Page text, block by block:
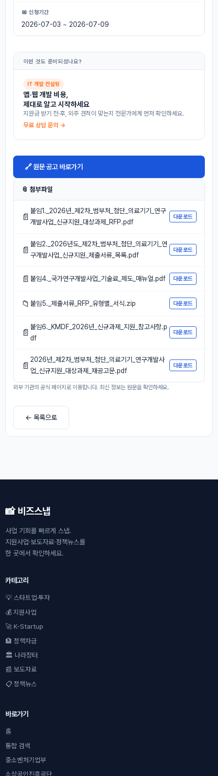
📅 신청기간
2026-07-03 ~ 2026-07-09
이런 것도 준비되셨나요?
IT 개발 컨설팅
앱·웹 개발 비용,
제대로 알고 시작하세요
지원금 받기 전·후, 외주 견적이 맞는지 전문가에게 먼저 확인하세요.
무료 상담 문의 →
🔗 원문 공고 바로가기
📎 첨부파일
📄
붙임1._2026년_제2차_범부처_첨단_의료기기_연구
개발사업_신규지원_대상과제_RFP.pdf
다운로드
📄
붙임2._2026년도_제2차_범부처_첨단_의료기기_연
구개발사업_신규지원_제출서류_목록.pdf
다운로드
📄 붙임4._국가연구개발사업_기술료_제도_매뉴얼.pdf 다운로드
📁 붙임5._제출서류_RFP_유형별_서식.zip 다운로드
📄
붙임6._KMDF_2026년_신규과제_지원_참고사항.p
df
다운로드
📄
2026년_제2차_범부처_첨단_의료기기_연구개발사
업_신규지원_대상과제_재공고문.pdf
다운로드
외부 기관의 공식 페이지로 이동합니다. 최신 정보는 원문을 확인하세요.
← 목록으로
📸 비즈스냅
사업 기회를 빠르게 스냅.
지원사업·보도자료·정책뉴스를
한 곳에서 확인하세요.
카테고리
💡 스타트업·투자
💰 지원사업
🚀 K-Startup
🏦 정책자금
🏛 나라장터
📰 보도자료
📋 정책뉴스
바로가기
홈
통합 검색
중소벤처기업부
소상공인진흥공단